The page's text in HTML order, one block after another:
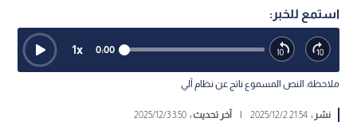
استمع للخبر:
0:00
1x
ملاحظة: النص المسموع ناتج عن نظام آلي
نشر :21:54 2025/12/2
| آخر تحديث :3:50 2025/12/3